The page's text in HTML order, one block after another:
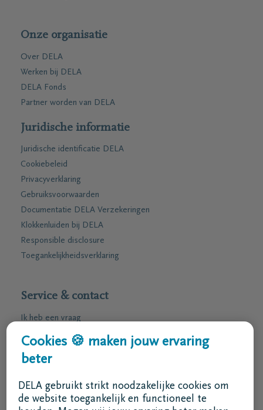
Onze organisatie
Over DELA
Werken bij DELA
DELA Fonds
Partner worden van DELA
Juridische informatie
Juridische identificatie DELA
Cookiebeleid
Privacyverklaring
Gebruiksvoorwaarden
Documentatie DELA Verzekeringen
Klokkenluiden bij DELA
Responsible disclosure
Toegankelijkheidsverklaring
Service & contact
Ik heb een vraag
Ik wens een afspraak
Ik wens een brochure per post
ma - vr 8u30 -17u
Cookies 🍪 maken jouw ervaring
beter
DELA gebruikt strikt noodzakelijke cookies om
de website toegankelijk en functioneel te